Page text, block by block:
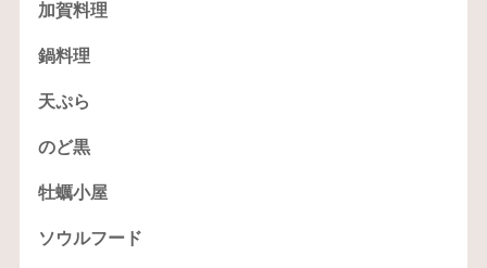
加賀料理
鍋料理
天ぷら
のど黒
牡蠣小屋
ソウルフード